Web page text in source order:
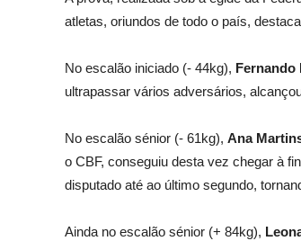
atletas, oriundos de todo o país,
No escalão iniciado (- 44kg), Fernando
ultrapassar vários adversários,
No escalão sénior (- 61kg), Ana
o CBF, conseguiu desta vez chegar à
disputado até ao último segundo,
Ainda no escalão sénior (+ 84kg),